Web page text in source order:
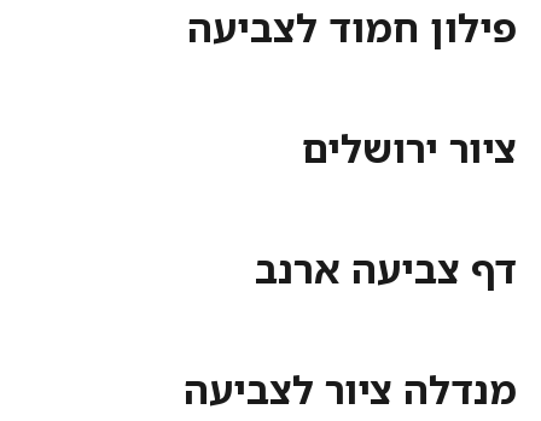
פילון חמוד לצביעה
ציור ירושלים
דף צביעה ארנב
מנדלה ציור לצביעה